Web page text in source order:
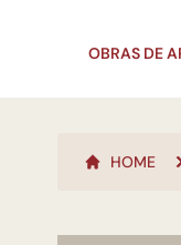
OBRAS DE
HOME